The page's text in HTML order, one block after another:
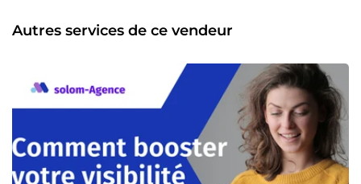
contenu, en écrivant des articles de blog, des livres blancs,
des études de cas et d'autres types de contenus pour les
comment créer un contenu qui attire l'attention des
lecteurs et qui est également optimisé pour les moteurs
de recherche. je suis passionné par mon travail et une
forte éthique professionnelle, m'assurant que mes clients
sont satisfaits de la qualité de son travail. Aujourd'hui, Je
travaille en tant que consultant en marketing numérique,
aidant les entreprises à élaborer des stratégies de contenu
qui leur permettent d'atteindre leur public cible en ligne.
Autres services de ce vendeur